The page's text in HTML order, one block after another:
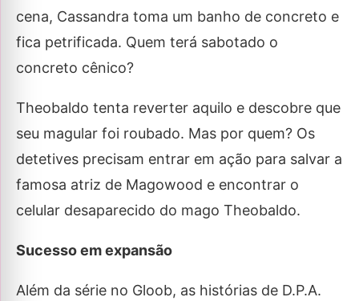
cena, Cassandra toma um banho de concreto e
fica petrificada. Quem terá sabotado o
concreto cênico?
Theobaldo tenta reverter aquilo e descobre que
seu magular foi roubado. Mas por quem? Os
detetives precisam entrar em ação para salvar a
famosa atriz de Magowood e encontrar o
celular desaparecido do mago Theobaldo.
Sucesso em expansão
Além da série no Gloob, as histórias de D.P.A.